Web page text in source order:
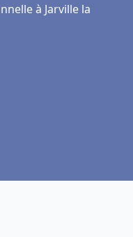
à Jarville la